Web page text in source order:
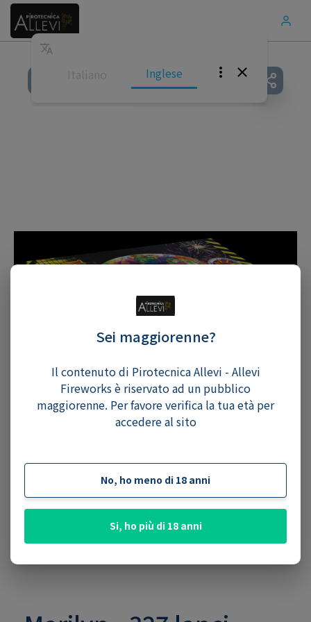
Sei maggiorenne?
Il contenuto di Pirotecnica Allevi - Allevi
Fireworks è riservato ad un pubblico
maggiorenne. Per favore verifica la tua età per
accedere al sito
No, ho meno di 18 anni
Si, ho più di 18 anni
Italiano Inglese